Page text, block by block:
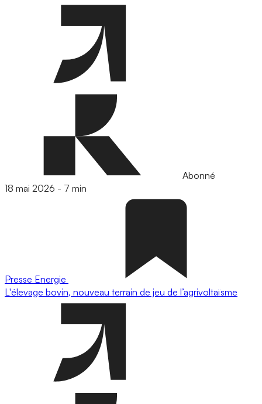
Abonné
18 mai 2026 - 7 min
Presse Energie
L'élevage bovin, nouveau terrain de jeu de l’agrivoltaïsme